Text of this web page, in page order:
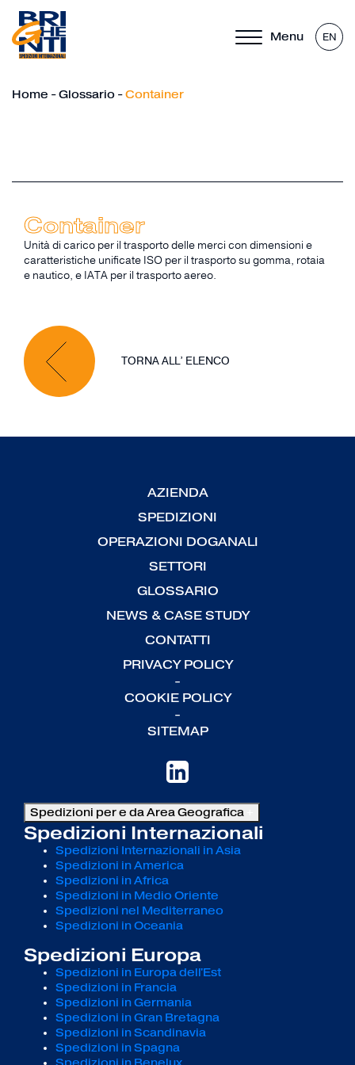
Menu EN
Home -Glossario -Container
Container
Unità di carico per il trasporto delle merci con dimensioni e
caratteristiche unificate ISO per il trasporto su gomma, rotaia
e nautico, e IATA per il trasporto aereo.
TORNA ALL’ ELENCO
AZIENDA
SPEDIZIONI
OPERAZIONI DOGANALI
SETTORI
GLOSSARIO
NEWS & CASE STUDY
CONTATTI
PRIVACY POLICY
-
COOKIE POLICY
-
SITEMAP
Spedizioni per e da Area Geografica
Spedizioni Internazionali
Spedizioni Internazionali in Asia
Spedizioni in America
Spedizioni in Africa
Spedizioni in Medio Oriente
Spedizioni nel Mediterraneo
Spedizioni in Oceania
Spedizioni Europa
Spedizioni in Europa dell'Est
Spedizioni in Francia
Spedizioni in Germania
Spedizioni in Gran Bretagna
Spedizioni in Scandinavia
Spedizioni in Spagna